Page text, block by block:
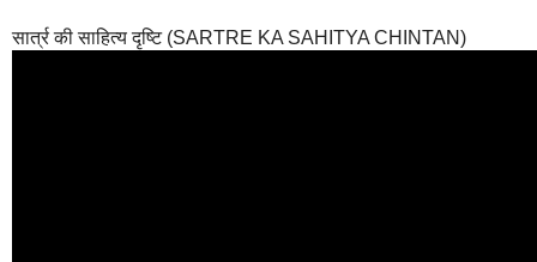
सार्त्र की साहित्य दृष्टि (SARTRE KA SAHITYA CHINTAN)